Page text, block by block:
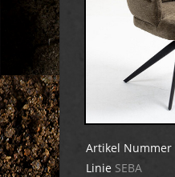
Artikel Nummer
Linie SEBA